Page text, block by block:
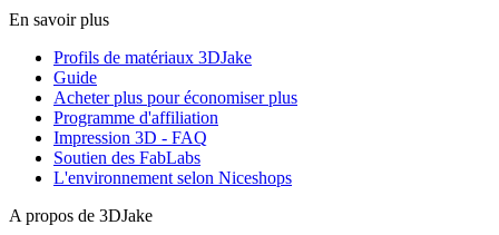
En savoir plus
Profils de matériaux 3DJake
Guide
Acheter plus pour économiser plus
Programme d'affiliation
Impression 3D - FAQ
Soutien des FabLabs
L'environnement selon Niceshops
A propos de 3DJake